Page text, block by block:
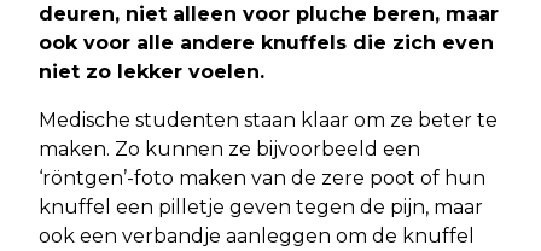
deuren, niet alleen voor pluche beren, maar
ook voor alle andere knuffels die zich even
niet zo lekker voelen.
Medische studenten staan klaar om ze beter te
maken. Zo kunnen ze bijvoorbeeld een
‘röntgen’-foto maken van de zere poot of hun
knuffel een pilletje geven tegen de pijn, maar
ook een verbandje aanleggen om de knuffel